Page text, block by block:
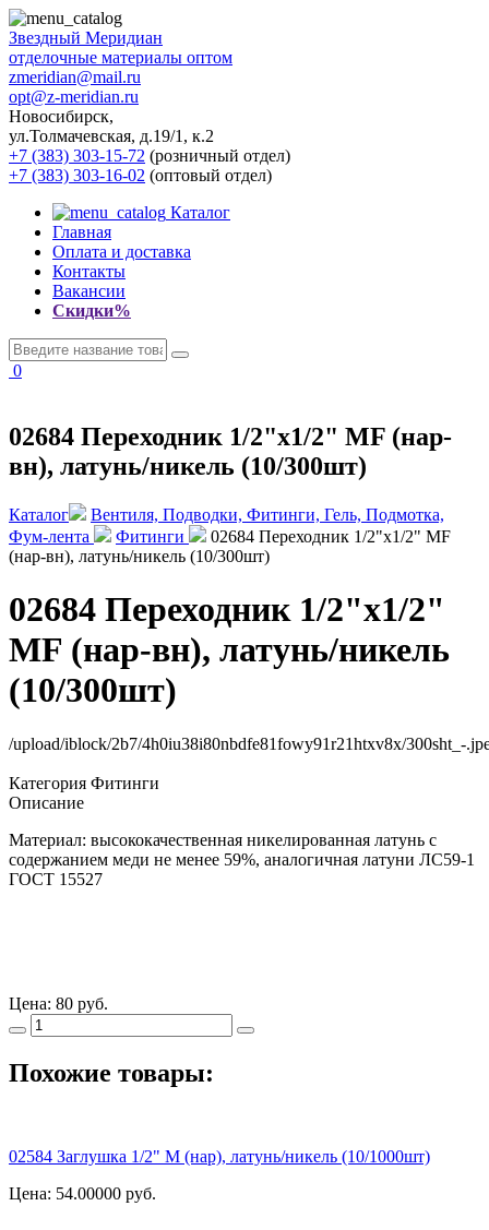
Звездный Меридиан
отделочные материалы оптом
zmeridian@mail.ru
opt@z-meridian.ru
Новосибирск,
ул.Толмачевская, д.19/1, к.2
+7 (383) 303-15-72 (розничный отдел)
+7 (383) 303-16-02 (оптовый отдел)
Каталог
Главная
Оплата и доставка
Контакты
Вакансии
Скидки%
0
02684 Переходник 1/2"x1/2" MF (нар-
вн), латунь/никель (10/300шт)
Каталог
Вентиля, Подводки, Фитинги, Гель, Подмотка,
Фум-лента
Фитинги
02684 Переходник 1/2"x1/2" MF
(нар-вн), латунь/никель (10/300шт)
02684 Переходник 1/2"x1/2"
MF (нар-вн), латунь/никель
(10/300шт)
/upload/iblock/2b7/4h0iu38i80nbdfe81fowy91r21htxv8x/300sht_-
Категория Фитинги
Описание
Материал: высококачественная никелированная латунь с
содержанием меди не менее 59%, аналогичная латуни ЛС59-1
ГОСТ 15527
Цена: 80 руб.
Похожие товары:
02584 Заглушка 1/2" М (нар), латунь/никель (10/1000шт)
Цена: 54.00000 руб.